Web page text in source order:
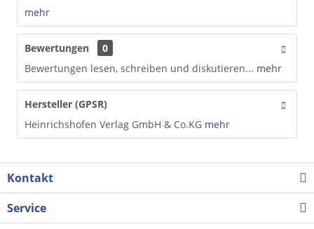
mehr
Bewertungen
0
Bewertungen lesen, schreiben und diskutieren... mehr
Hersteller (GPSR)
Heinrichshofen Verlag GmbH & Co.KG mehr
Kontakt
Service